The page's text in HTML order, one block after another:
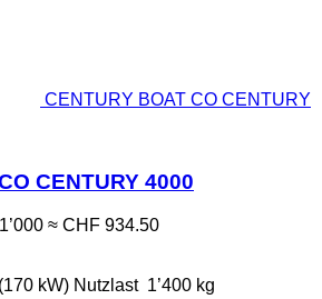
CENTURY BOAT CO CENTURY
CENTURY 4000
≈ CHF 934.50
kW) Nutzlast 1’400 kg